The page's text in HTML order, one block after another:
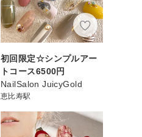
初回限定☆シンプルアー
トコース6500円
NailSalon JuicyGold
恵比寿駅